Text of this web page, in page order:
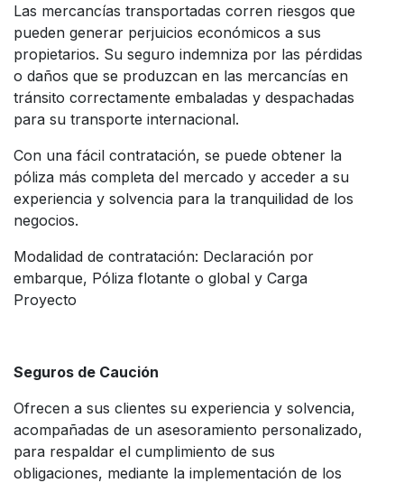
Las mercancías transportadas corren riesgos que
pueden generar perjuicios económicos a sus
propietarios. Su seguro indemniza por las pérdidas
o daños que se produzcan en las mercancías en
tránsito correctamente embaladas y despachadas
para su transporte internacional.
Con una fácil contratación, se puede obtener la
póliza más completa del mercado y acceder a su
experiencia y solvencia para la tranquilidad de los
negocios.
Modalidad de contratación: Declaración por
embarque, Póliza flotante o global y Carga
Proyecto
Seguros de Caución
Ofrecen a sus clientes su experiencia y solvencia,
acompañadas de un asesoramiento personalizado,
para respaldar el cumplimiento de sus
obligaciones, mediante la implementación de los